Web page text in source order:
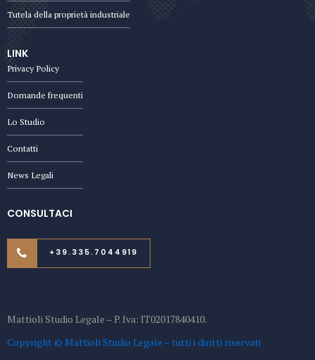
Tutela della proprietà industriale
LINK
Privacy Policy
Domande frequenti
Lo Studio
Contatti
News Legali
CONSULTACI
+39.335.7044919
Mattioli Studio Legale – P. Iva: IT02017840410.
Copyright © Mattioli Studio Legale – tutti i diritti riservati